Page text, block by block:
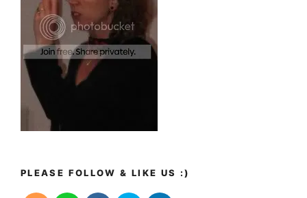
PLEASE FOLLOW & LIKE US :)